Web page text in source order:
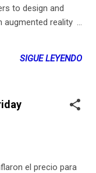
to design and
augmented reality
SIGUE LEYENDO
el precio para